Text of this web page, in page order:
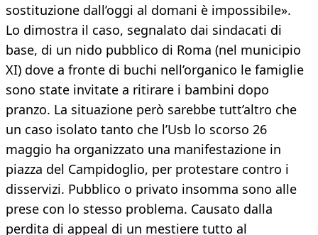
sostituzione dall’oggi al domani è impossibile».
Lo dimostra il caso, segnalato dai sindacati di
base, di un nido pubblico di Roma (nel municipio
XI) dove a fronte di buchi nell’organico le famiglie
sono state invitate a ritirare i bambini dopo
pranzo. La situazione però sarebbe tutt’altro che
un caso isolato tanto che l’Usb lo scorso 26
maggio ha organizzato una manifestazione in
piazza del Campidoglio, per protestare contro i
disservizi. Pubblico o privato insomma sono alle
prese con lo stesso problema. Causato dalla
perdita di appeal di un mestiere tutto al